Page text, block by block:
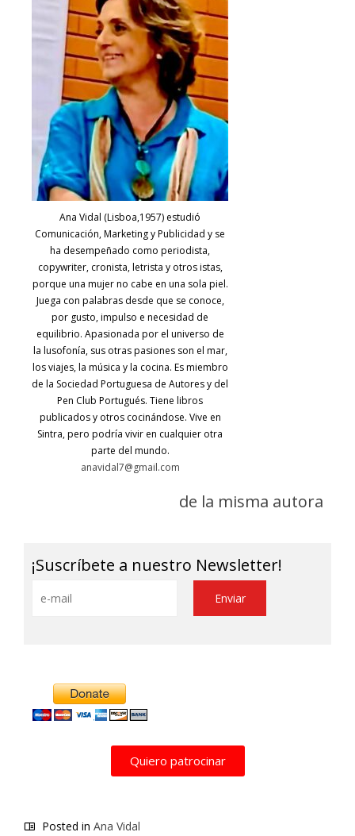
Ana Vidal (Lisboa,1957) estudió
Comunicación, Marketing y Publicidad y se
ha desempeñado como periodista,
copywriter, cronista, letrista y otros istas,
porque una mujer no cabe en una sola piel.
Juega con palabras desde que se conoce,
por gusto, impulso e necesidad de
equilibrio. Apasionada por el universo de
la lusofonía, sus otras pasiones son el mar,
los viajes, la música y la cocina. Es miembro
de la Sociedad Portuguesa de Autores y del
Pen Club Portugués. Tiene libros
publicados y otros cocinándose. Vive en
Sintra, pero podría vivir en cualquier otra
parte del mundo.
anavidal7@gmail.com
de la misma autora
¡Suscríbete a nuestro Newsletter!
Quiero patrocinar
Posted in Ana Vidal